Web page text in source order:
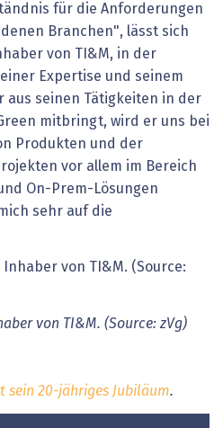
für die Anforderungen
Branchen", lässt sich
von TI&M, in der
Expertise und seinem
aus seinen Tätigkeiten in der
mitbringt, wird er uns bei
Produkten und der
vor allem im Bereich
On-Prem-Lösungen
sehr auf die
von TI&M. (Source: zVg)
sein 20-jähriges Jubiläum.